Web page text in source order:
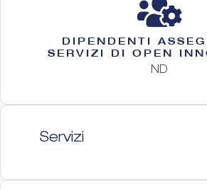
DIPENDENTI
SERVIZI DI OPEN
ND
Servizi